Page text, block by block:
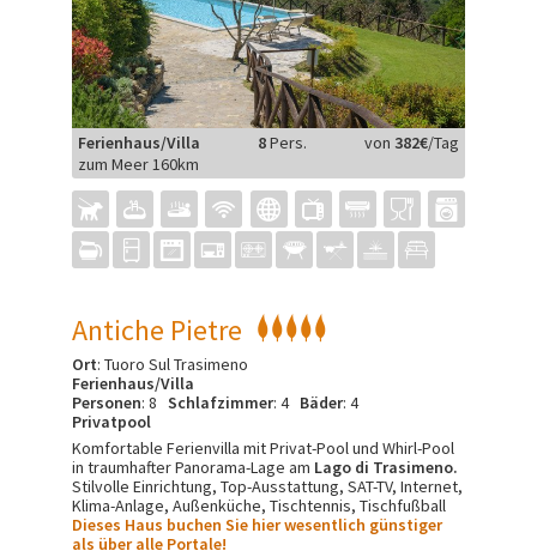
Ferienhaus/Villa 8Pers. von 382€/Tag
zum Meer 160km
Antiche Pietre
Ort: Tuoro Sul Trasimeno
Ferienhaus/Villa
Personen: 8 Schlafzimmer: 4 Bäder: 4
Privatpool
Komfortable Ferienvilla mit Privat-Pool und Whirl-Pool
in traumhafter Panorama-Lage am Lago di Trasimeno.
Stilvolle Einrichtung, Top-Ausstattung, SAT-TV, Internet,
Klima-Anlage, Außenküche, Tischtennis, Tischfußball
Dieses Haus buchen Sie hier wesentlich günstiger
als über alle Portale!